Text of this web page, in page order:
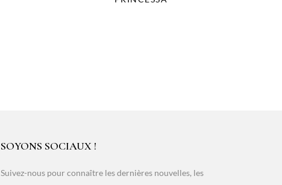
SOYONS SOCIAUX !
Suivez-nous pour connaître les dernières nouvelles, les